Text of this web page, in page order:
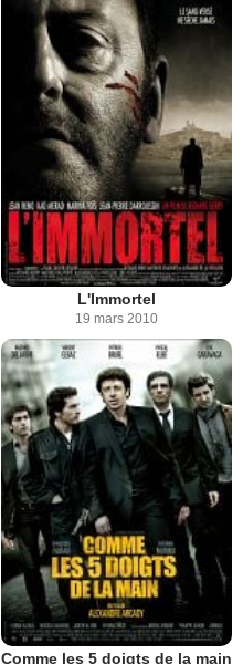
L'Immortel
19 mars 2010
Comme les 5 doigts de la main